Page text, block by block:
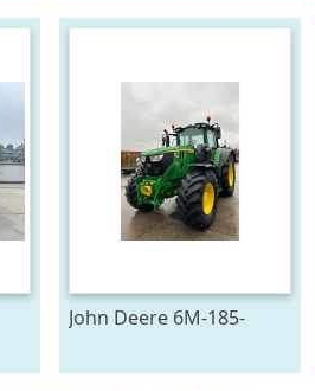
John Deere 6M-185-